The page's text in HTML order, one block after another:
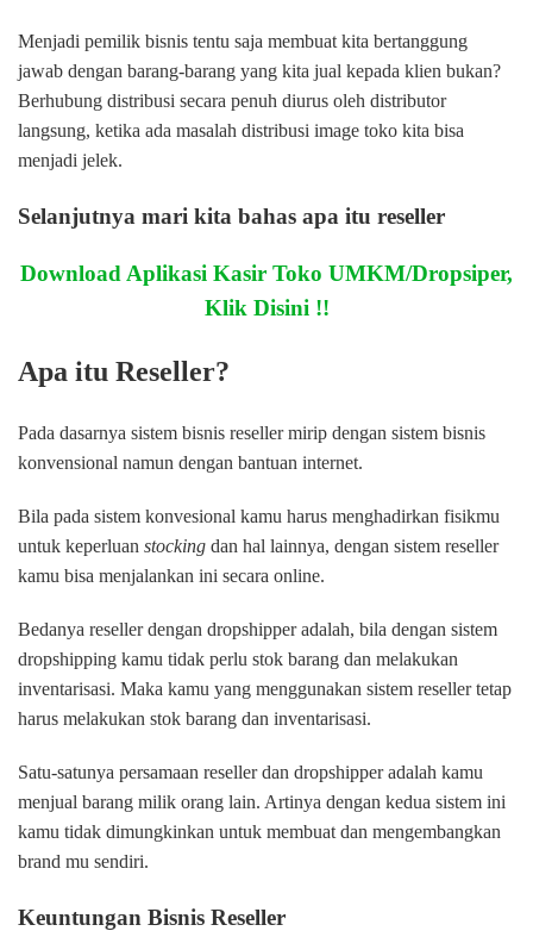
Menjadi pemilik bisnis tentu saja membuat kita bertanggung
jawab dengan barang-barang yang kita jual kepada klien bukan?
Berhubung distribusi secara penuh diurus oleh distributor
langsung, ketika ada masalah distribusi image toko kita bisa
menjadi jelek.
Selanjutnya mari kita bahas apa itu reseller
Download Aplikasi Kasir Toko UMKM/Dropsiper,
Klik Disini !!
Apa itu Reseller?
Pada dasarnya sistem bisnis reseller mirip dengan sistem bisnis
konvensional namun dengan bantuan internet.
Bila pada sistem konvesional kamu harus menghadirkan fisikmu
untuk keperluan stocking dan hal lainnya, dengan sistem reseller
kamu bisa menjalankan ini secara online.
Bedanya reseller dengan dropshipper adalah, bila dengan sistem
dropshipping kamu tidak perlu stok barang dan melakukan
inventarisasi. Maka kamu yang menggunakan sistem reseller tetap
harus melakukan stok barang dan inventarisasi.
Satu-satunya persamaan reseller dan dropshipper adalah kamu
menjual barang milik orang lain. Artinya dengan kedua sistem ini
kamu tidak dimungkinkan untuk membuat dan mengembangkan
brand mu sendiri.
Keuntungan Bisnis Reseller